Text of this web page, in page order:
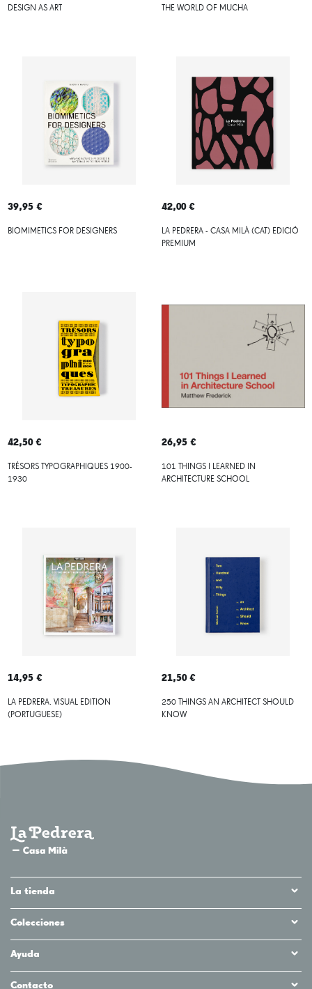
DESIGN AS ART THE WORLD OF MUCHA
39,95 €
BIOMIMETICS FOR DESIGNERS
42,00 €
LA PEDRERA - CASA MILÀ (CAT) EDICIÓ
PREMIUM
42,50 €
TRÉSORS TYPOGRAPHIQUES 1900-
1930
26,95 €
101 THINGS I LEARNED IN
ARCHITECTURE SCHOOL
14,95 €
LA PEDRERA. VISUAL EDITION
(PORTUGUESE)
21,50 €
250 THINGS AN ARCHITECT SHOULD
KNOW
La tienda
Colecciones
Ayuda
Contacto